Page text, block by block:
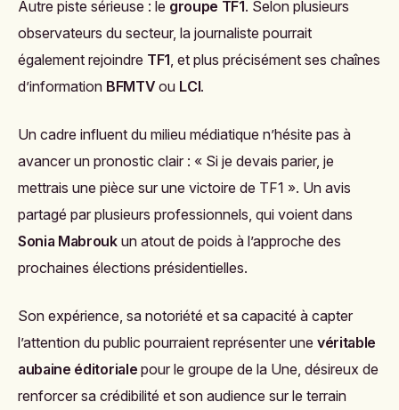
Autre piste sérieuse : le groupe TF1. Selon plusieurs
observateurs du secteur, la journaliste pourrait
également rejoindre TF1, et plus précisément ses chaînes
d’information BFMTV ou LCI.
Un cadre influent du milieu médiatique n’hésite pas à
avancer un pronostic clair : « Si je devais parier, je
mettrais une pièce sur une victoire de TF1 ». Un avis
partagé par plusieurs professionnels, qui voient dans
Sonia Mabroukun atout de poids à l’approche des
prochaines élections présidentielles.
Son expérience, sa notoriété et sa capacité à capter
l’attention du public pourraient représenter une véritable
aubaine éditoriale pour le groupe de la Une, désireux de
renforcer sa crédibilité et son audience sur le terrain